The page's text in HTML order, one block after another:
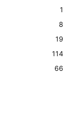
1
8
19
114
66